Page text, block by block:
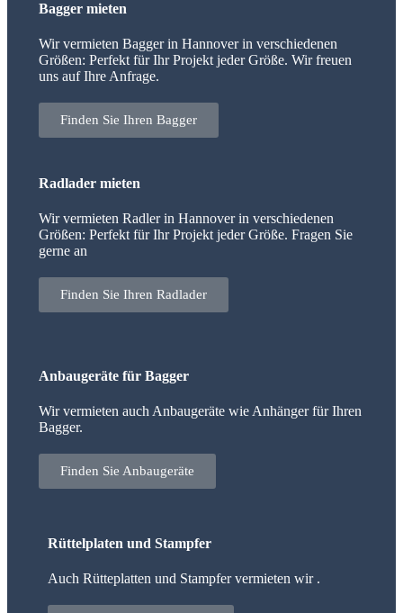
Bagger mieten
Wir vermieten Bagger in Hannover in verschiedenen
Größen: Perfekt für Ihr Projekt jeder Größe. Wir freuen
uns auf Ihre Anfrage.
Finden Sie Ihren Bagger
Radlader mieten
Wir vermieten Radler in Hannover in verschiedenen
Größen: Perfekt für Ihr Projekt jeder Größe. Fragen Sie
gerne an
Finden Sie Ihren Radlader
Anbaugeräte für Bagger
Wir vermieten auch Anbaugeräte wie Anhänger für Ihren
Bagger.
Finden Sie Anbaugeräte
Rüttelplaten und Stampfer
Auch Rütteplatten und Stampfer vermieten wir .